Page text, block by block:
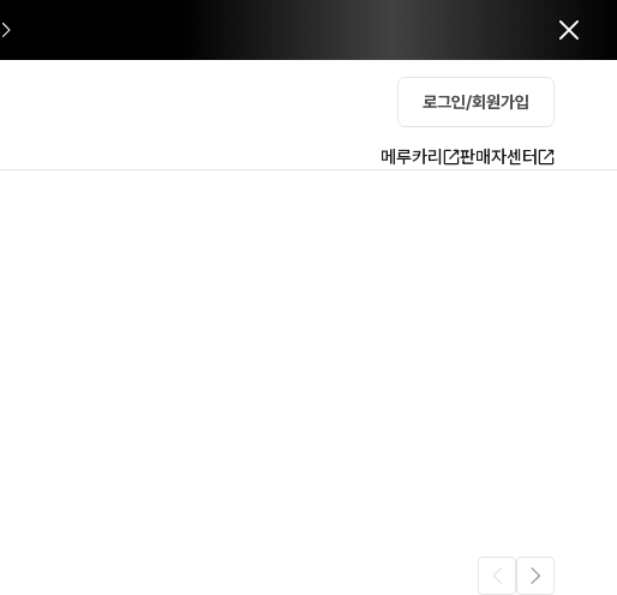
로그인/회원가입
메루카리 판매자센터